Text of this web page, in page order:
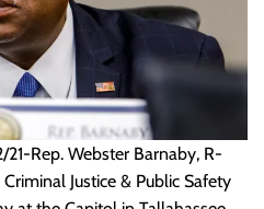
21-Rep. Webster Barnaby, R-
Justice & Public Safety